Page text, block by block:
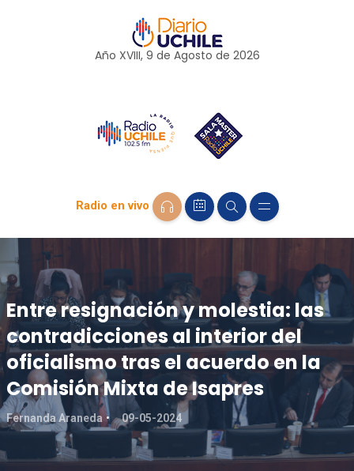
Año XVIII, 9 de Agosto de 2026
Radio en vivo
Entre resignación y molestia: las
contradicciones al interior del
oficialismo tras el acuerdo en la
Comisión Mixta de Isapres
Fernanda Araneda 09-05-2024